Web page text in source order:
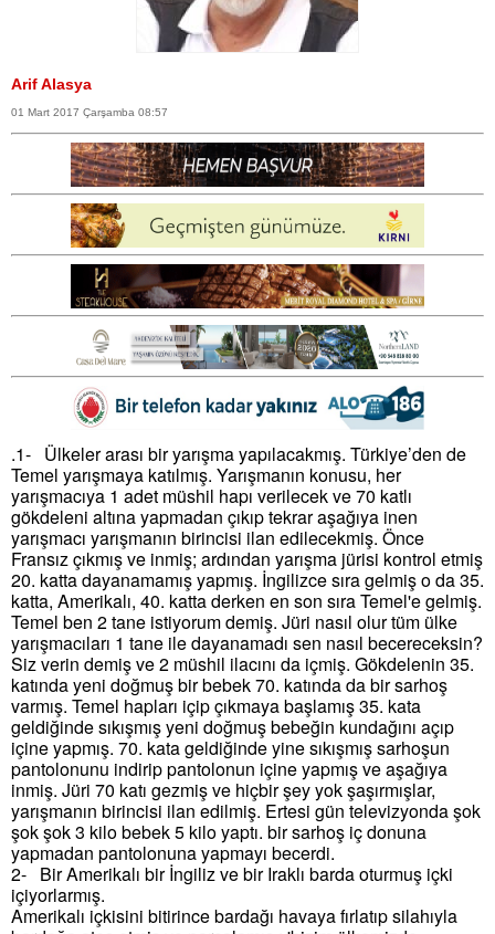
Arif Alasya
01 Mart 2017 Çarşamba 08:57
.1- Ülkeler arası bir yarışma yapılacakmış. Türkiye’den de
Temel yarışmaya katılmış. Yarışmanın konusu, her
yarışmacıya 1 adet müshil hapı verilecek ve 70 katlı
gökdeleni altına yapmadan çıkıp tekrar aşağıya inen
yarışmacı yarışmanın birincisi ilan edilecekmiş. Önce
Fransız çıkmış ve inmiş; ardından yarışma jürisi kontrol etmiş
20. katta dayanamamış yapmış. İngilizce sıra gelmiş o da 35.
katta, Amerikalı, 40. katta derken en son sıra Temel'e gelmiş.
Temel ben 2 tane istiyorum demiş. Jüri nasıl olur tüm ülke
yarışmacıları 1 tane ile dayanamadı sen nasıl becereceksin?
Siz verin demiş ve 2 müshil ilacını da içmiş. Gökdelenin 35.
katında yeni doğmuş bir bebek 70. katında da bir sarhoş
varmış. Temel hapları içip çıkmaya başlamış 35. kata
geldiğinde sıkışmış yeni doğmuş bebeğin kundağını açıp
içine yapmış. 70. kata geldiğinde yine sıkışmış sarhoşun
pantolonunu indirip pantolonun içine yapmış ve aşağıya
inmiş. Jüri 70 katı gezmiş ve hiçbir şey yok şaşırmışlar,
yarışmanın birincisi ilan edilmiş. Ertesi gün televizyonda şok
şok şok 3 kilo bebek 5 kilo yaptı. bir sarhoş iç donuna
yapmadan pantolonuna yapmayı becerdi.
2- Bir Amerikalı bir İngiliz ve bir Iraklı barda oturmuş içki
içiyorlarmış.
Amerikalı içkisini bitirince bardağı havaya fırlatıp silahıyla